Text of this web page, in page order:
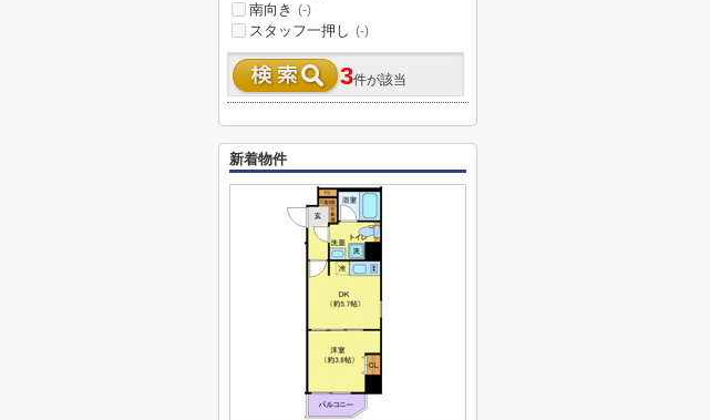
南向き (-)
スタッフ一押し (-)
3件が該当
新着物件